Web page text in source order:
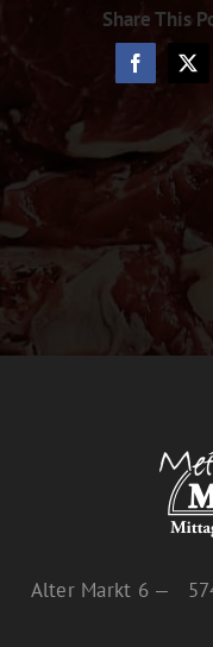
Share This
Facebook
X
Alter Markt 6 —